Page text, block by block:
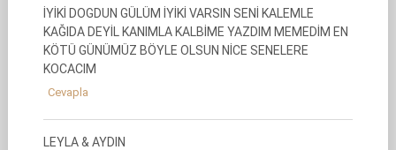
İYİKİ DOGDUN GÜLÜM İYİKİ VARSIN SENİ KALEMLE
KAĞIDA DEYİL KANIMLA KALBİME YAZDIM MEMEDİM EN
KÖTÜ GÜNÜMÜZ BÖYLE OLSUN NİCE SENELERE
KOCACIM
Cevapla
LEYLA & AYDIN